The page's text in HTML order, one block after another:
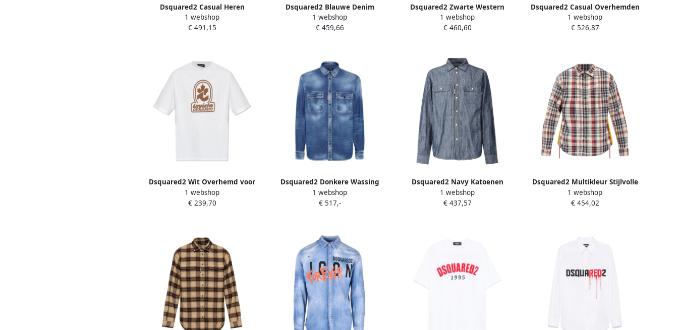
Dsquared2 Casual Heren
Overhemden Collectie Brown
Heren
1 webshop
€ 491,15
Dsquared2 Blauwe Denim
Overhemd Casual Distressed
Look Blue Heren
1 webshop
€ 459,66
Dsquared2 Zwarte Western
Denim Overhemd Black Heren
1 webshop
€ 460,60
Dsquared2 Casual Overhemden
met Stijl 729 Beige Heren
1 webshop
€ 526,87
Dsquared2 Wit Overhemd voor
Mannen White Heren
1 webshop
€ 239,70
Dsquared2 Donkere Wassing
Denim Overhemd Blue Heren
1 webshop
€ 517,-
Dsquared2 Navy Katoenen
Linnen Overhemd met Kraag
Blue Heren
1 webshop
€ 437,57
Dsquared2 Multikleur Stijlvolle
Overhemden Multicolor Heren
1 webshop
€ 454,02